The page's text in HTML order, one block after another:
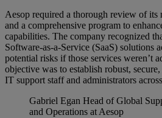
Aesop required a thorough review of its
and a comprehensive program to
capabilities. The company recognized
Software-as-a-Service (SaaS) solutions
potential risks if those services weren’t
objective was to establish robust,
IT support staff and administrators
Gabriel Egan Head of Global
and Operations at Aesop